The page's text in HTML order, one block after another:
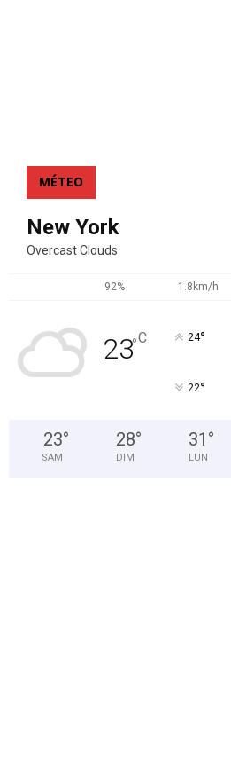
MÉTEO
New York
Overcast Clouds
92% 1.8km/h
23°C 24°
22°
23°
SAM
28°
DIM
31 °
LUN